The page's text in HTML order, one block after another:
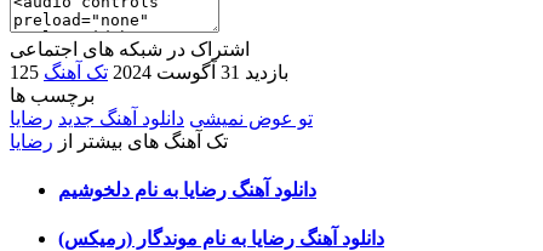
اشتراک در شبکه های اجتماعی
125 بازدید 31 آگوست 2024
تک آهنگ
برچسب ها
تو عوض نمیشی دانلود آهنگ جدید رضایا
تک آهنگ های بیشتر از رضایا
دانلود آهنگ رضایا به نام دلخوشیم
دانلود آهنگ رضایا به نام موندگار (رمیکس)